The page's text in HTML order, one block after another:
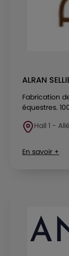
ALRAN
Fabrication
équestres.
Hall 1 -
En savoir +